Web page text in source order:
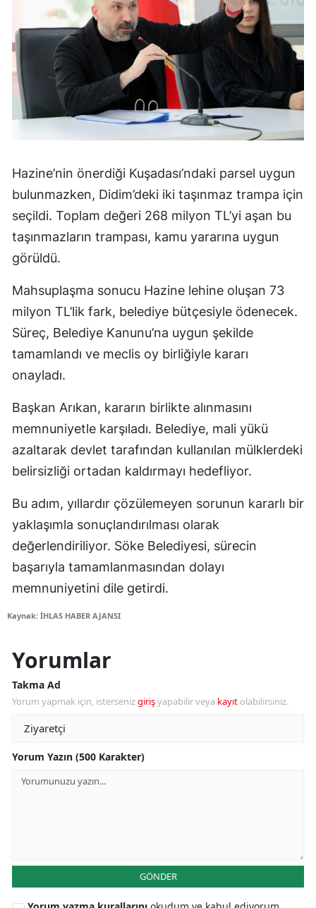
Hazine’nin önerdiği Kuşadası’ndaki parsel uygun
bulunmazken, Didim’deki iki taşınmaz trampa için
seçildi. Toplam değeri 268 milyon TL’yi aşan bu
taşınmazların trampası, kamu yararına uygun
görüldü.
Mahsuplaşma sonucu Hazine lehine oluşan 73
milyon TL’lik fark, belediye bütçesiyle ödenecek.
Süreç, Belediye Kanunu’na uygun şekilde
tamamlandı ve meclis oy birliğiyle kararı
onayladı.
Başkan Arıkan, kararın birlikte alınmasını
memnuniyetle karşıladı. Belediye, mali yükü
azaltarak devlet tarafından kullanılan mülklerdeki
belirsizliği ortadan kaldırmayı hedefliyor.
Bu adım, yıllardır çözülemeyen sorunun kararlı bir
yaklaşımla sonuçlandırılması olarak
değerlendiriliyor. Söke Belediyesi, sürecin
başarıyla tamamlanmasından dolayı
memnuniyetini dile getirdi.
Kaynak: İHLAS HABER AJANSI
Yorumlar
Takma Ad
Yorum yapmak için, istersenizgirişyapabilir veya kayıt olabilirsiniz.
Yorum Yazın (500 Karakter)
GÖNDER